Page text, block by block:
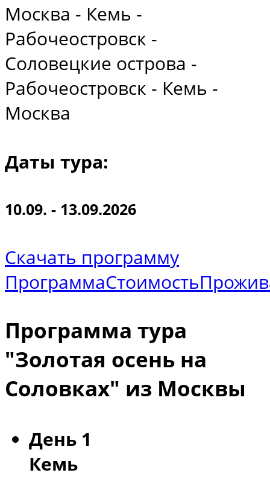
Москва - Кемь -
Рабочеостровск -
Соловецкие острова -
Рабочеостровск - Кемь -
Москва
Даты тура:
10.09. - 13.09.2026
Скачать программу
ПрограммаСтоимость
Программа тура
"Золотая осень на
Соловках" из Москвы
День 1
Кемь